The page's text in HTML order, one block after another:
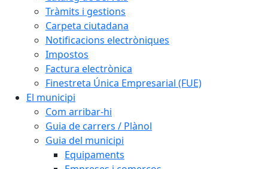
Tràmits i gestions
Carpeta ciutadana
Notificacions electròniques
Impostos
Factura electrònica
Finestreta Única Empresarial (FUE)
El municipi
Com arribar-hi
Guia de carrers / Plànol
Guia del municipi
Equipaments